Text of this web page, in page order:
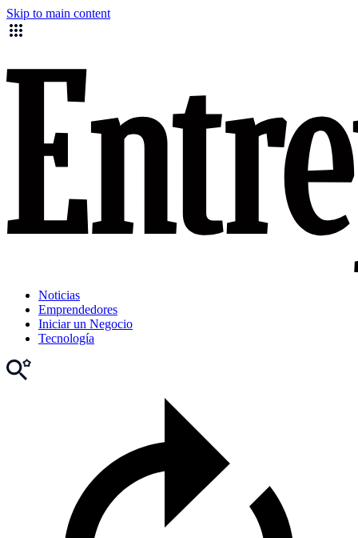
Skip to main content
Noticias
Emprendedores
Iniciar un Negocio
Tecnología